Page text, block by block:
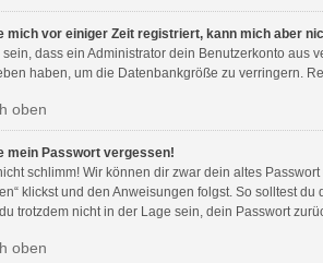
mich vor einiger Zeit registriert, kann mich aber
sein, dass ein Administrator dein Benutzerkonto
haben, um die Datenbankgröße zu verringern.
oben
mein Passwort vergessen!
schlimm! Wir können dir zwar dein altes
klickst und den Anweisungen folgst. So solltest
trotzdem nicht in der Lage sein, dein Passwort
oben